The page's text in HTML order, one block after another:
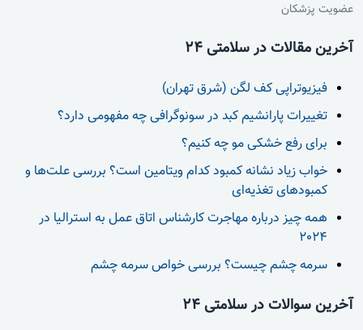
عضویت پزشکان
آخرین مقالات در سلامتی 24
فیزیوتراپی کف لگن (شرق تهران)
تغییرات پارانشیم کبد در سونوگرافی چه مفهومی دارد؟
برای رفع خشکی مو چه کنیم؟
خواب زیاد نشانه کمبود کدام ویتامین است؟ بررسی علت‌ها و
کمبودهای تغذیه‌ای
همه چیز درباره مهاجرت کارشناس اتاق عمل به استرالیا در
2024
سرمه چشم چیست؟ بررسی خواص سرمه چشم
آخرین سوالات در سلامتی 24